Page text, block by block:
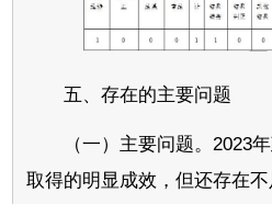
五、存在的主要问题
（一）主要问题。2023
取得的明显成效，但还存在